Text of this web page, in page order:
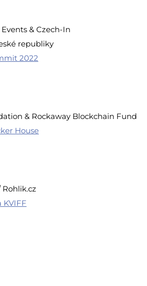
& Czech-In
republiky
2022
& Rockaway Blockchain Fund
House
Rohlik.cz
KVIFF